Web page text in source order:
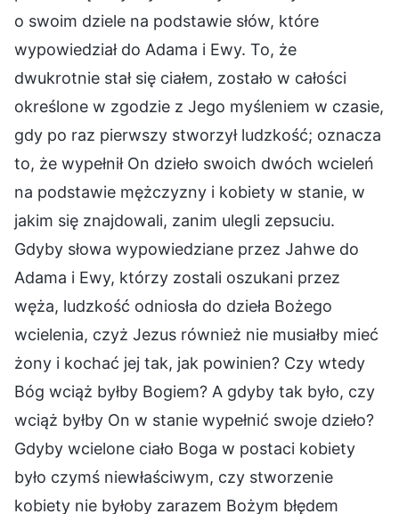
o swoim dziele na podstawie słów, które
wypowiedział do Adama i Ewy. To, że
dwukrotnie stał się ciałem, zostało w całości
określone w zgodzie z Jego myśleniem w czasie,
gdy po raz pierwszy stworzył ludzkość; oznacza
to, że wypełnił On dzieło swoich dwóch wcieleń
na podstawie mężczyzny i kobiety w stanie, w
jakim się znajdowali, zanim ulegli zepsuciu.
Gdyby słowa wypowiedziane przez Jahwe do
Adama i Ewy, którzy zostali oszukani przez
węża, ludzkość odniosła do dzieła Bożego
wcielenia, czyż Jezus również nie musiałby mieć
żony i kochać jej tak, jak powinien? Czy wtedy
Bóg wciąż byłby Bogiem? A gdyby tak było, czy
wciąż byłby On w stanie wypełnić swoje dzieło?
Gdyby wcielone ciało Boga w postaci kobiety
było czymś niewłaściwym, czy stworzenie
kobiety nie byłoby zarazem Bożym błędem